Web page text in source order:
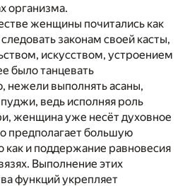
организма.
женщины почитались как
законам своей касты,
искусством, устроением
было танцевать
нежели выполнять асаны,
ведь исполняя роль
женщина уже несёт духовное
предполагает большую
как и поддержание равновесия
Выполнение этих
функций укрепляет